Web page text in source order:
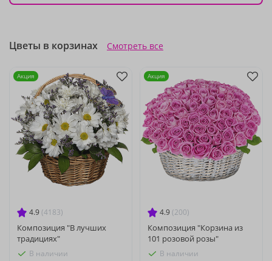
Цветы в корзинах Смотреть все
4.9 (4183)
Композиция "В лучших
традициях"
В наличии
Акция
4.9 (200)
Композиция "Корзина из
101 розовой розы"
В наличии
Акция